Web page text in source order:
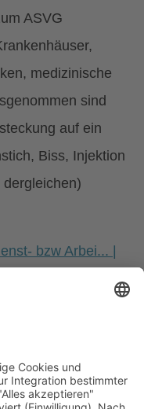
ASVG
medizinische
sind
auf ein
Biss, Injektion
bzw Arbei... |
- Justiz